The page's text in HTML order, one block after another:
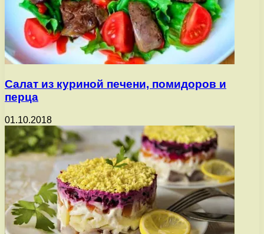
Салат из куриной печени, помидоров и
перца
01.10.2018